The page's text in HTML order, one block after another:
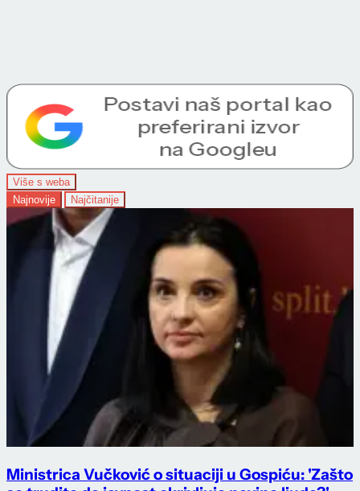
Više s weba
Najnovije
Najčitanije
Ministrica Vučković o situaciji u Gospiću: 'Zašto